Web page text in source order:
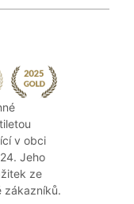
v obci
Jeho
ze
zákazníků.